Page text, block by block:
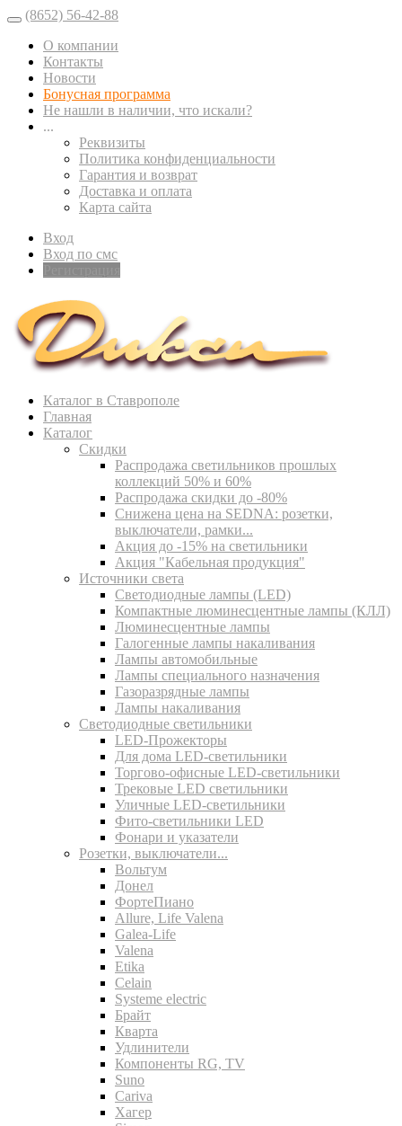
(8652) 56-42-88
О компании
Контакты
Новости
Бонусная программа
Не нашли в наличии, что искали?
...
Реквизиты
Политика конфиденциальности
Гарантия и возврат
Доставка и оплата
Карта сайта
Вход
Вход по смс
Каталог в Ставрополе
Главная
Каталог
Скидки
Распродажа светильников прошлых
коллекций 50% и 60%
Распродажа скидки до -80%
Cнижена цена на SEDNA: розетки,
выключатели, рамки...
Акция до -15% на светильники
Акция "Кабельная продукция"
Источники света
Светодиодные лампы (LED)
Компактные люминесцентные лампы (КЛЛ)
Люминесцентные лампы
Галогенные лампы накаливания
Лампы автомобильные
Лампы специального назначения
Газоразрядные лампы
Лампы накаливания
Светодиодные светильники
LED-Прожекторы
Для дома LED-светильники
Торгово-офисные LED-светильники
Трековые LED светильники
Уличные LED-светильники
Фито-светильники LED
Фонари и указатели
Розетки, выключатели...
Вольтум
Донел
ФортеПиано
Allure, Life Valena
Galea-Life
Valena
Etika
Celain
Systeme electric
Брайт
Кварта
Удлинители
Компоненты RG, TV
Suno
Cariva
Хагер